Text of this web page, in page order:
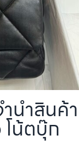
นำสินค้า
น้ตบุ๊ก